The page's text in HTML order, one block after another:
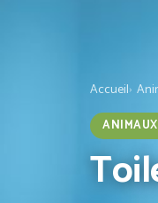
Accueil
ANIMAUX